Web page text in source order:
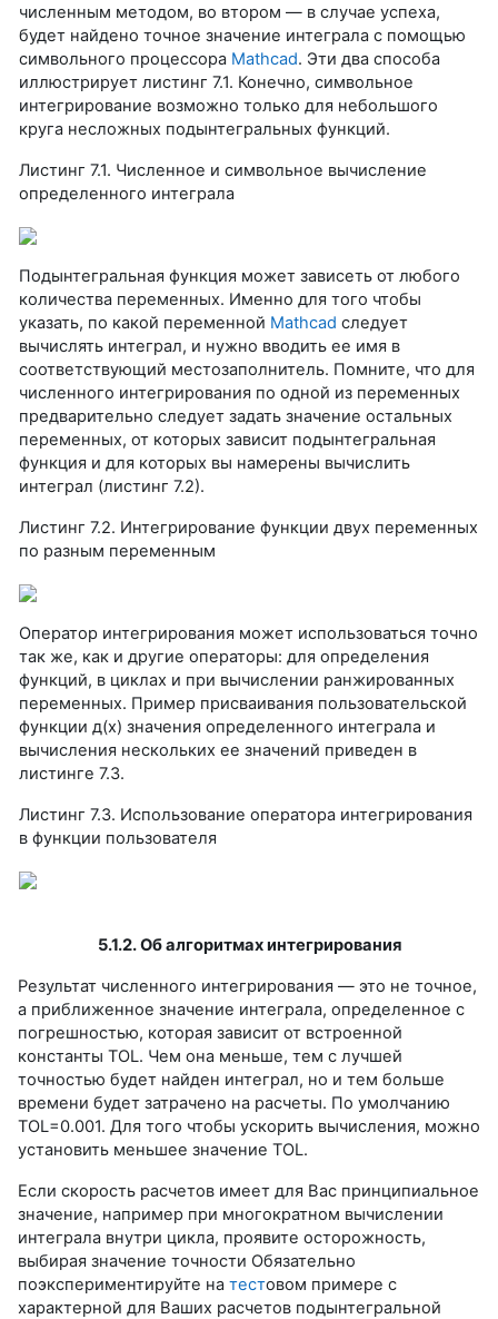
численным методом, во втором — в случае успеха,
будет найдено точное значение интеграла с помощью
символьного процессора Mathcad. Эти два способа
иллюстрирует листинг 7.1. Конечно, символьное
интегрирование возможно только для небольшого
круга несложных подынтегральных функций.
Листинг 7.1. Численное и символьное вычисление
определенного интеграла
Подынтегральная функция может зависеть от любого
количества переменных. Именно для того чтобы
указать, по какой переменной Mathcad следует
вычислять интеграл, и нужно вводить ее имя в
соответствующий местозаполнитель. Помните, что для
численного интегрирования по одной из переменных
предварительно следует задать значение остальных
переменных, от которых зависит подынтегральная
функция и для которых вы намерены вычислить
интеграл (листинг 7.2).
Листинг 7.2. Интегрирование функции двух переменных
по разным переменным
Оператор интегрирования может использоваться точно
так же, как и другие операторы: для определения
функций, в циклах и при вычислении ранжированных
переменных. Пример присваивания пользовательской
функции д(х) значения определенного интеграла и
вычисления нескольких ее значений приведен в
листинге 7.3.
Листинг 7.3. Использование оператора интегрирования
в функции пользователя
5.1.2. Об алгоритмах интегрирования
Результат численного интегрирования — это не точное,
а приближенное значение интеграла, определенное с
погрешностью, которая зависит от встроенной
константы TOL. Чем она меньше, тем с лучшей
точностью будет найден интеграл, но и тем больше
времени будет затрачено на расчеты. По умолчанию
TOL=0.001. Для того чтобы ускорить вычисления, можно
установить меньшее значение TOL.
Если скорость расчетов имеет для Вас принципиальное
значение, например при многократном вычислении
интеграла внутри цикла, проявите осторожность,
выбирая значение точности Обязательно
поэкспериментируйте на тестовом примере с
характерной для Ваших расчетов подынтегральной